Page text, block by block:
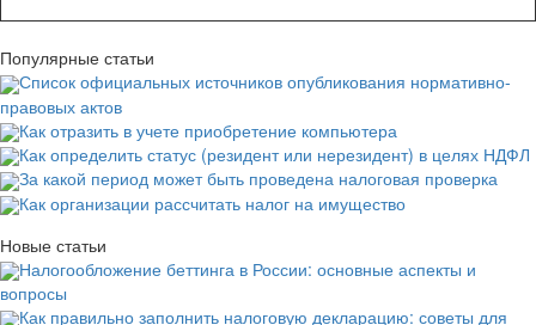
Популярные статьи
Список официальных источников опубликования нормативно-
правовых актов
Как отразить в учете приобретение компьютера
Как определить статус (резидент или нерезидент) в целях НДФЛ
За какой период может быть проведена налоговая проверка
Как организации рассчитать налог на имущество
Новые статьи
Налогообложение беттинга в России: основные аспекты и
вопросы
Как правильно заполнить налоговую декларацию: советы для